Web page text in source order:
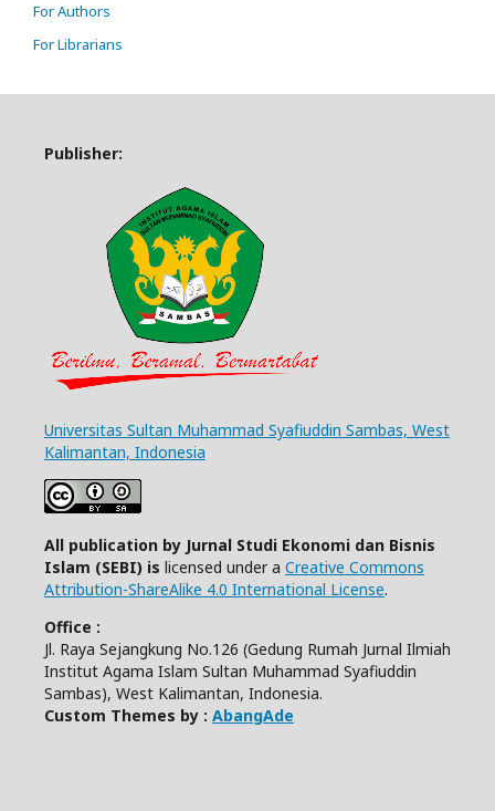
For Authors
For Librarians
Publisher:
Universitas Sultan Muhammad Syafiuddin Sambas, West
Kalimantan, Indonesia
All publication by Jurnal Studi Ekonomi dan Bisnis
Islam (SEBI) is licensed under a Creative Commons
Attribution-ShareAlike 4.0 International License.
Office :
Jl. Raya Sejangkung No.126 (Gedung Rumah Jurnal Ilmiah
Institut Agama Islam Sultan Muhammad Syafiuddin
Sambas), West Kalimantan, Indonesia.
Custom Themes by : AbangAde